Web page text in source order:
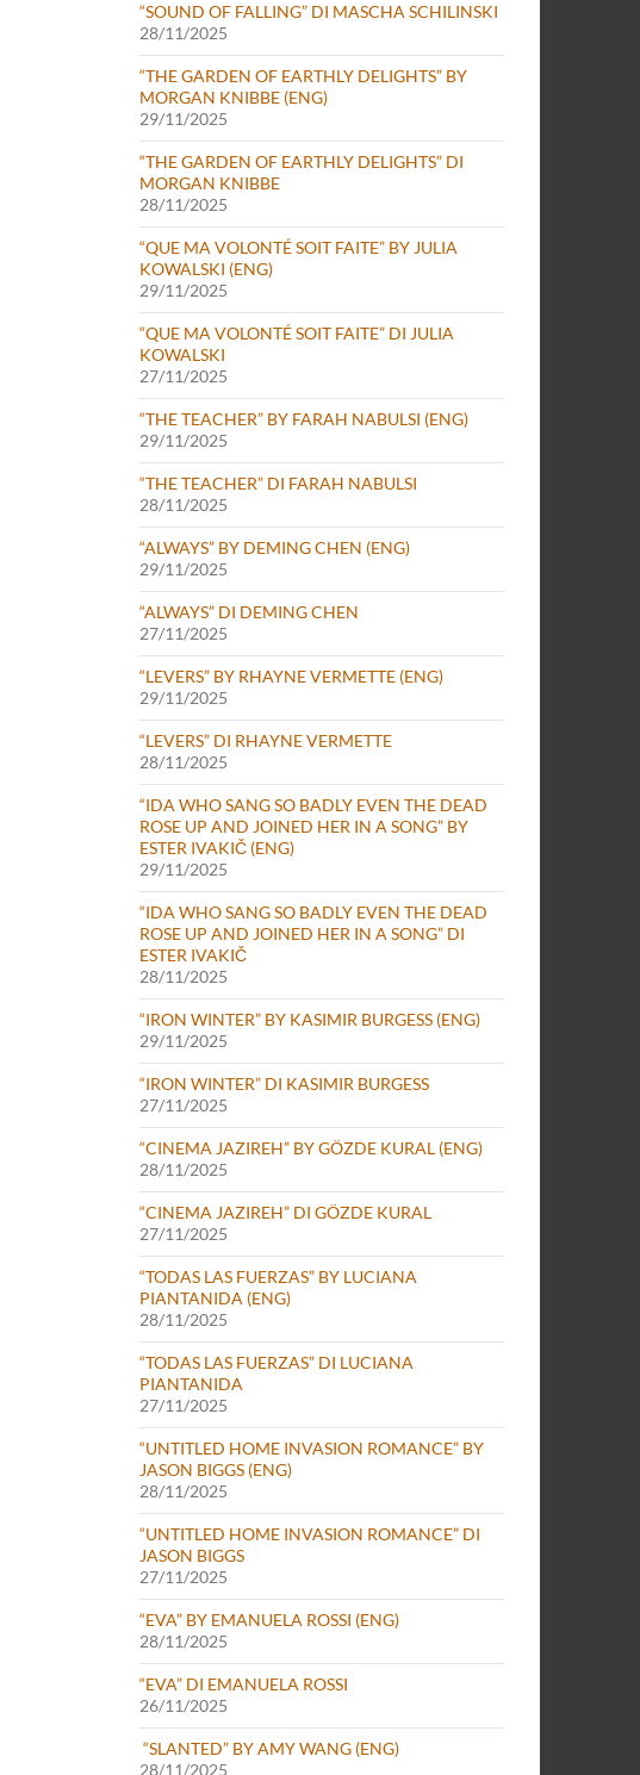
“SOUND OF FALLING” DI MASCHA SCHILINSKI
28/11/2025
“THE GARDEN OF EARTHLY DELIGHTS” BY
MORGAN KNIBBE (ENG)
29/11/2025
“THE GARDEN OF EARTHLY DELIGHTS” DI
MORGAN KNIBBE
28/11/2025
“QUE MA VOLONTÉ SOIT FAITE” BY JULIA
KOWALSKI (ENG)
29/11/2025
“QUE MA VOLONTÉ SOIT FAITE” DI JULIA
KOWALSKI
27/11/2025
“THE TEACHER” BY FARAH NABULSI (ENG)
29/11/2025
“THE TEACHER” DI FARAH NABULSI
28/11/2025
“ALWAYS” BY DEMING CHEN (ENG)
29/11/2025
“ALWAYS” DI DEMING CHEN
27/11/2025
“LEVERS” BY RHAYNE VERMETTE (ENG)
29/11/2025
“LEVERS” DI RHAYNE VERMETTE
28/11/2025
“IDA WHO SANG SO BADLY EVEN THE DEAD
ROSE UP AND JOINED HER IN A SONG” BY
ESTER IVAKIČ (ENG)
29/11/2025
“IDA WHO SANG SO BADLY EVEN THE DEAD
ROSE UP AND JOINED HER IN A SONG” DI
ESTER IVAKIČ
28/11/2025
“IRON WINTER” BY KASIMIR BURGESS (ENG)
29/11/2025
“IRON WINTER” DI KASIMIR BURGESS
27/11/2025
“CINEMA JAZIREH” BY GÖZDE KURAL (ENG)
28/11/2025
“CINEMA JAZIREH” DI GÖZDE KURAL
27/11/2025
“TODAS LAS FUERZAS” BY LUCIANA
PIANTANIDA (ENG)
28/11/2025
“TODAS LAS FUERZAS” DI LUCIANA
PIANTANIDA
27/11/2025
“UNTITLED HOME INVASION ROMANCE” BY
JASON BIGGS (ENG)
28/11/2025
“UNTITLED HOME INVASION ROMANCE” DI
JASON BIGGS
27/11/2025
“EVA” BY EMANUELA ROSSI (ENG)
28/11/2025
“EVA” DI EMANUELA ROSSI
26/11/2025
“SLANTED” BY AMY WANG (ENG)
28/11/2025